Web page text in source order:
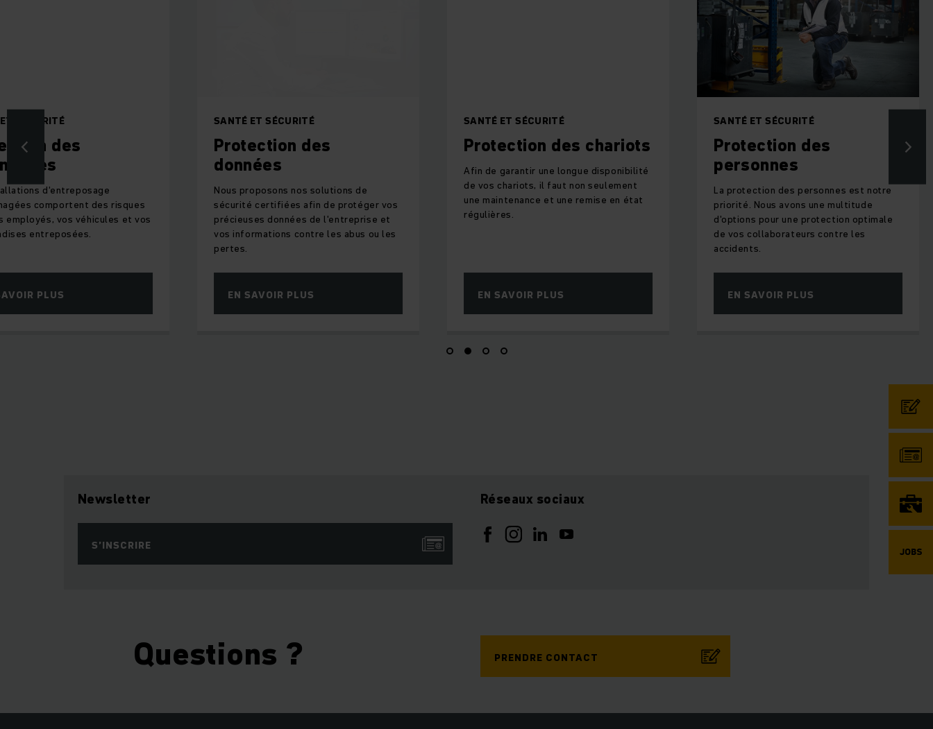
SÉCURITÉ
des
d'entreposage
comportent des risques
employés, vos véhicules et vos
entreposées.
PLUS
SANTÉ ET SÉCURITÉ
Protection des
données
Nous proposons nos solutions de
sécurité certifiées afin de protéger vos
précieuses données de l'entreprise et
vos informations contre les abus ou les
pertes.
EN SAVOIR PLUS
SANTÉ ET SÉCURITÉ
Protection des chariots
Afin de garantir une longue disponibilité
de vos chariots, il faut non seulement
une maintenance et une remise en état
régulières.
EN SAVOIR PLUS
SANTÉ ET SÉCURITÉ
Protection des
personnes
La protection des personnes est notre
priorité. Nous avons une multitude
d'options pour une protection optimale
de vos collaborateurs contre les
accidents.
EN SAVOIR PLUS
Newsletter
S’INSCRIRE
Réseaux sociaux
Questions ? PRENDRE CONTACT